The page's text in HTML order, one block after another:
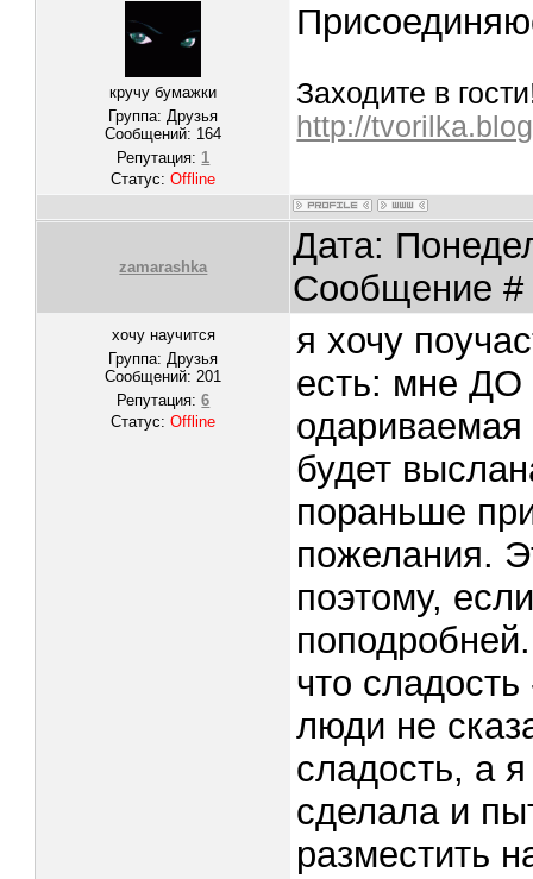
кручу бумажки
Группа: Друзья
Сообщений: 164
Репутация: 1
Статус:Offline
Заходите в
http://
zamarashka
Дата:
Сообщение
хочу научится
Группа: Друзья
Сообщений:201
Репутация:6
Статус:Offline
я хочу
есть: мне ДО
будет
пораньше
пожелания.
поэтому,
что
люди не
сладость, а
сделала и
разместить